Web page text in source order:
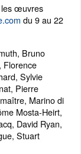
les œuvres
du 9 au 22
Bruno
Florence
Sylvie
Pierre
Marino di
Mosta-Heirt,
David Ryan,
Stuart